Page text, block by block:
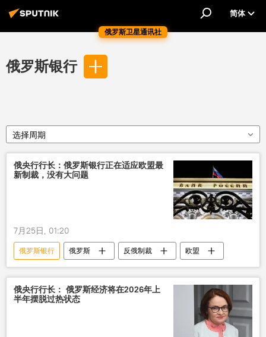
俄罗斯卫星通讯社
简体
俄罗斯银行
选择周期
俄央行行长：俄罗斯银行正在适应欧盟最
新制裁，没有大问题
7月25日, 01:20
俄罗斯银行 俄罗斯 反俄制裁 欧盟
俄央行行长： 俄罗斯经济将在2026年上
半年摆脱过热状态